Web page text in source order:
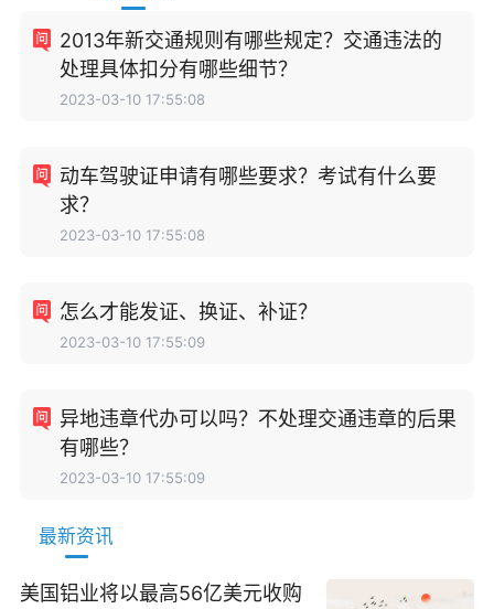
2013年新交通规则有哪些规定？交通违法的
处理具体扣分有哪些细节？
2023-03-10 17:55:08
动车驾驶证申请有哪些要求？考试有什么要
求？
2023-03-10 17:55:08
怎么才能发证、换证、补证？
2023-03-10 17:55:09
异地违章代办可以吗？不处理交通违章的后果
有哪些？
2023-03-10 17:55:09
最新资讯
美国铝业将以最高56亿美元收购